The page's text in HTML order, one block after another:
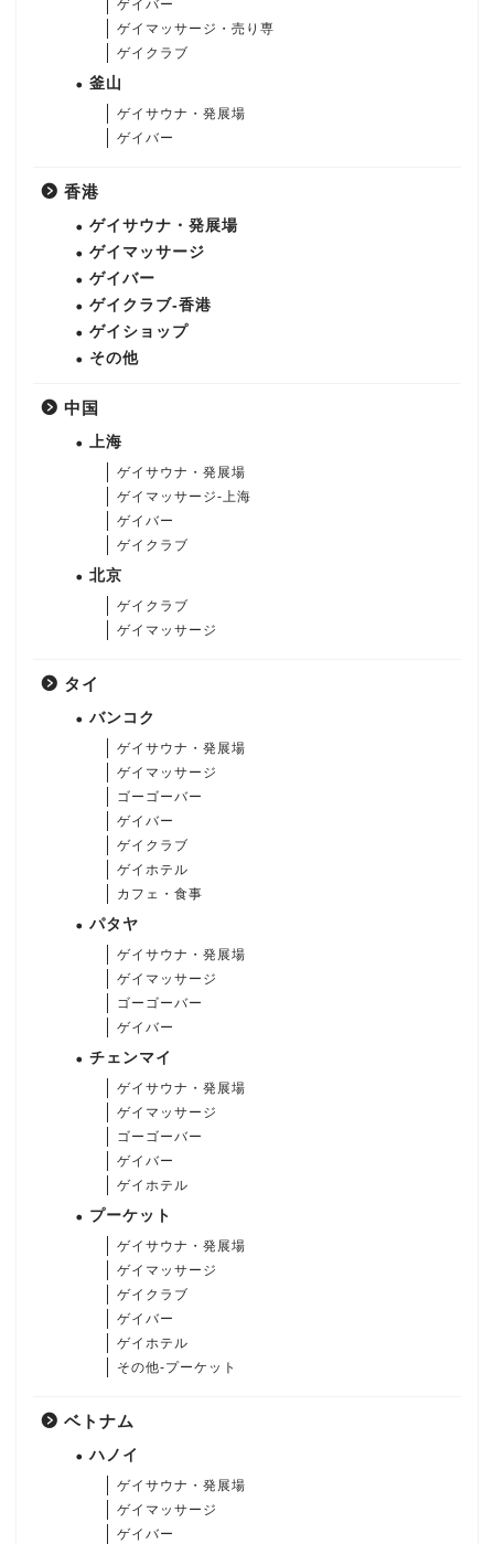
ゲイバー
ゲイマッサージ・売り専
ゲイクラブ
釜山
ゲイサウナ・発展場
ゲイバー
香港
ゲイサウナ・発展場
ゲイマッサージ
ゲイバー
ゲイクラブ-香港
ゲイショップ
その他
中国
上海
ゲイサウナ・発展場
ゲイマッサージ-上海
ゲイバー
ゲイクラブ
北京
ゲイクラブ
ゲイマッサージ
タイ
バンコク
ゲイサウナ・発展場
ゲイマッサージ
ゴーゴーバー
ゲイバー
ゲイクラブ
ゲイホテル
カフェ・食事
パタヤ
ゲイサウナ・発展場
ゲイマッサージ
ゴーゴーバー
ゲイバー
チェンマイ
ゲイサウナ・発展場
ゲイマッサージ
ゴーゴーバー
ゲイバー
ゲイホテル
プーケット
ゲイサウナ・発展場
ゲイマッサージ
ゲイクラブ
ゲイバー
ゲイホテル
その他-プーケット
ベトナム
ハノイ
ゲイサウナ・発展場
ゲイマッサージ
ゲイバー